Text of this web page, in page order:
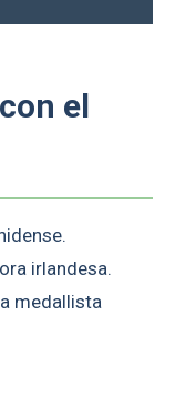
el
irlandesa.
medallista